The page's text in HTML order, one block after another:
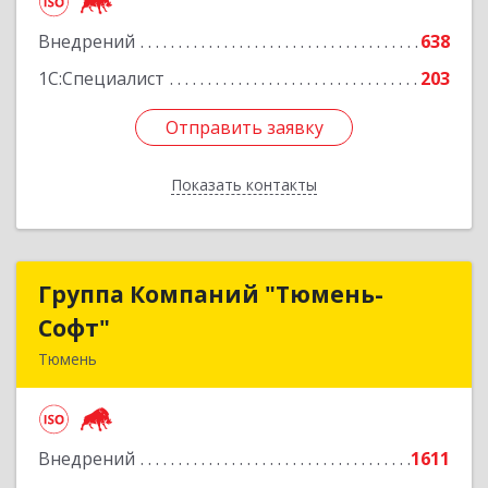
Внедрений
638
1С:Специалист
203
Отправить заявку
Показать контакты
Отправить заявку
Назад
Группа Компаний "Тюмень-
Софт"
Тюмень
Внедрений
1611
Группа Компаний "Тюмень-
Подробнее